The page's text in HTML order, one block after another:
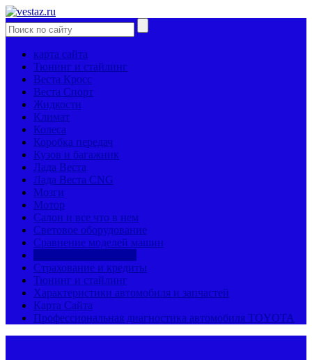
карта сайта
Тюнинг и стайлинг
Веста Кросс
Веста Спорт
Жидкости
Климат
Колеса
Коробка передач
Кузов и багажник
Лада Веста
Лада Веста CNG
Мозги
Мотор
Салон и все что в нем
Световое оборудование
Сравнение моделей машин
Страхование и кредиты
Тюнинг и стайлинг
Характеристики автомобиля и запчастей
Карта Сайта
Профессиональная диагностика автомобиля TOYOTA